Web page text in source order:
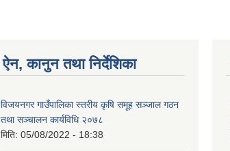
ऐन, कानुन तथा निर्देशिका
विजयनगर गाउँपालिका स्तरीय कृषि समूह सञ्जाल गठन
तथा सञ्चालन कार्यविधि २०७८
मिति: 05/08/2022 - 18:38